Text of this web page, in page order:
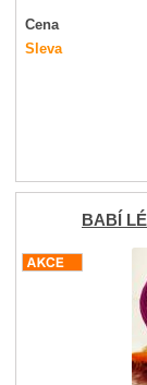
Cena
Sleva
BABÍ